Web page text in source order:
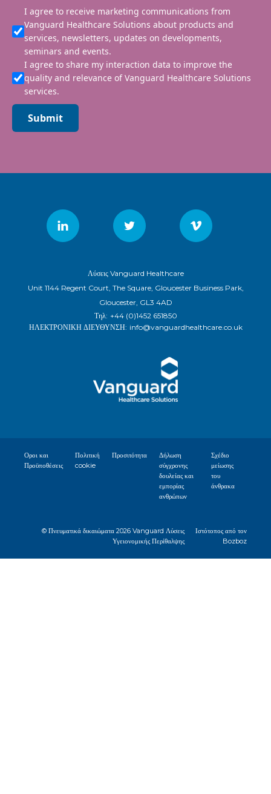
I agree to receive marketing communications from
Vanguard Healthcare Solutions about products and
services, newsletters, updates on developments,
seminars and events.
I agree to share my interaction data to improve the
quality and relevance of Vanguard Healthcare Solutions
services.
Submit
Λύσεις Vanguard Healthcare
Unit 1144 Regent Court, The Square, Gloucester Business Park,
Gloucester, GL3 4AD
Τηλ: +44 (0)1452 651850
ΗΛΕΚΤΡΟΝΙΚΗ ΔΙΕΥΘΥΝΣΗ: info@vanguardhealthcare.co.uk
Οροι και
Προϋποθέσεις
Πολιτική
cookie
Προσιτότητα
Δήλωση
σύγχρονης
δουλείας και
εμπορίας
ανθρώπων
Σχέδιο
μείωσης
του
άνθρακα
© Πνευματικά δικαιώματα2026 Vanguard Λύσεις
Υγειονομικής Περίθαλψης
Ιστότοπος από τον
Bozboz